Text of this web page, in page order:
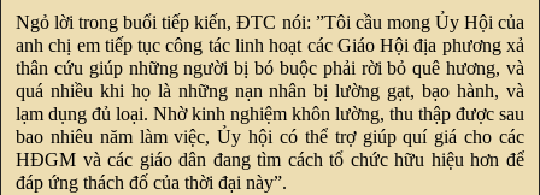
Ngỏ lời trong buổi tiếp kiến, ĐTC nói: ”Tôi cầu mong Ủy Hội của
anh chị em tiếp tục công tác linh hoạt các Giáo Hội địa phương xả
thân cứu giúp những người bị bó buộc phải rời bỏ quê hương, và
quá nhiều khi họ là những nạn nhân bị lường gạt, bạo hành, và
lạm dụng đủ loại. Nhờ kinh nghiệm khôn lường, thu thập được sau
bao nhiêu năm làm việc, Ủy hội có thể trợ giúp quí giá cho các
HĐGM và các giáo dân đang tìm cách tổ chức hữu hiệu hơn để
đáp ứng thách đố của thời đại này”.